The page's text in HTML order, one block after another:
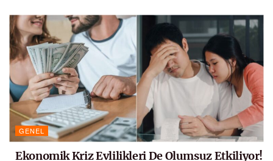
GENEL
Ekonomik Kriz Evlilikleri De Olumsuz Etkiliyor!